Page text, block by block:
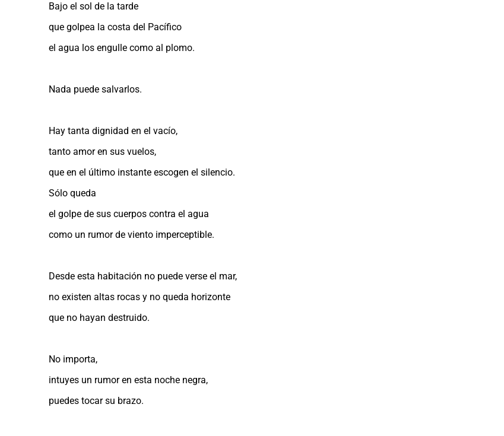
Bajo el sol de la tarde
que golpea la costa del Pacífico
el agua los engulle como al plomo.
Nada puede salvarlos.
Hay tanta dignidad en el vacío,
tanto amor en sus vuelos,
que en el último instante escogen el silencio.
Sólo queda
el golpe de sus cuerpos contra el agua
como un rumor de viento imperceptible.
Desde esta habitación no puede verse el mar,
no existen altas rocas y no queda horizonte
que no hayan destruido.
No importa,
intuyes un rumor en esta noche negra,
puedes tocar su brazo.